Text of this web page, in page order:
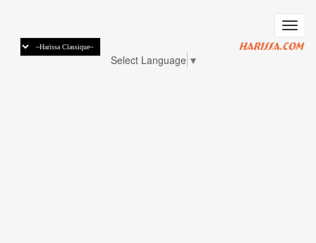
לתוכן
העיקרי
Toggle
navigation
Select Language ▼